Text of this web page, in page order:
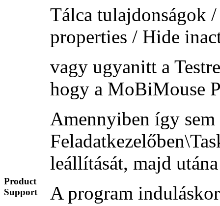
Product
Support
Tálca tulajdonságok
properties / Hide
vagy ugyanitt a
hogy a MoBiMouse
Amennyiben így
leállítását, majd
A program